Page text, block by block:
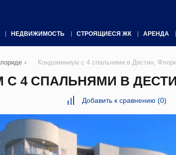
НЕДВИЖИМОСТЬ СТРОЯЩИЕСЯ ЖК АРЕНДА
› Кондоминиум с 4 спальнями в Дестин,
4 СПАЛЬНЯМИ В
Добавить к сравнению (0)